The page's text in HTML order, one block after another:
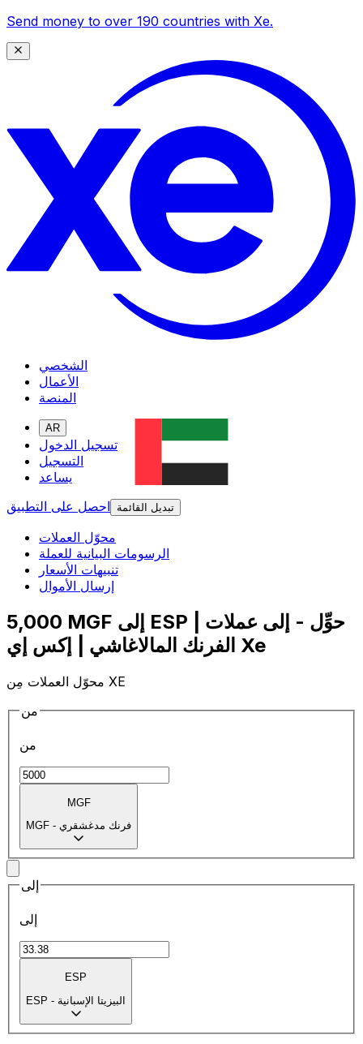
Send money to over 190 countries with Xe.
الشخصي
الأعمال
المنصة
AR
تسجيل الدخول
التسجيل
يساعد
احصل على التطبيق
تبديل القائمة
محوّل العملات
الرسومات البيانية للعملة
تنبيهات الأسعار
إرسال الأموال
5,000 MGF إلى ESP | حوِّل - إلى عملات
الفرنك المالاغاشي | إكس إي Xe
محوّل العملات مِن XE
من
من
MGF
MGF - فرنك مدغشقري
إلى
إلى
ESP
ESP - البيزيتا الإسبانية